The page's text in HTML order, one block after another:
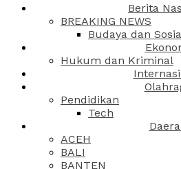
Berita
BREAKING NEWS
Budaya dan
Hukum dan Kriminal
Pendidikan
Tech
ACEH
BALI
BANTEN